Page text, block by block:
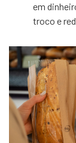
em
troco e